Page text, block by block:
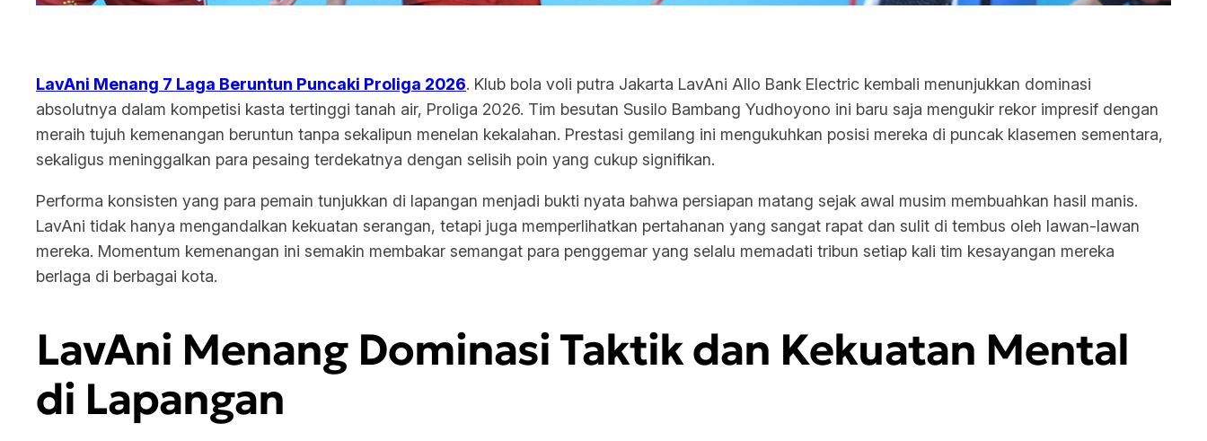
LavAni Menang 7 Laga Beruntun Puncaki Proliga 2026. Klub bola voli putra Jakarta LavAni Allo Bank Electric kembali menunjukkan dominasi
absolutnya dalam kompetisi kasta tertinggi tanah air, Proliga 2026. Tim besutan Susilo Bambang Yudhoyono ini baru saja mengukir rekor impresif dengan
meraih tujuh kemenangan beruntun tanpa sekalipun menelan kekalahan. Prestasi gemilang ini mengukuhkan posisi mereka di puncak klasemen sementara,
sekaligus meninggalkan para pesaing terdekatnya dengan selisih poin yang cukup signifikan.
Performa konsisten yang para pemain tunjukkan di lapangan menjadi bukti nyata bahwa persiapan matang sejak awal musim membuahkan hasil manis.
LavAni tidak hanya mengandalkan kekuatan serangan, tetapi juga memperlihatkan pertahanan yang sangat rapat dan sulit di tembus oleh lawan-lawan
mereka. Momentum kemenangan ini semakin membakar semangat para penggemar yang selalu memadati tribun setiap kali tim kesayangan mereka
berlaga di berbagai kota.
LavAni Menang Dominasi Taktik dan Kekuatan Mental
di Lapangan